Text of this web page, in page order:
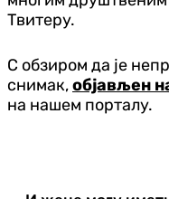
Твитеру.
С обзиром да је
снимак,објављен
на нашем порталу.